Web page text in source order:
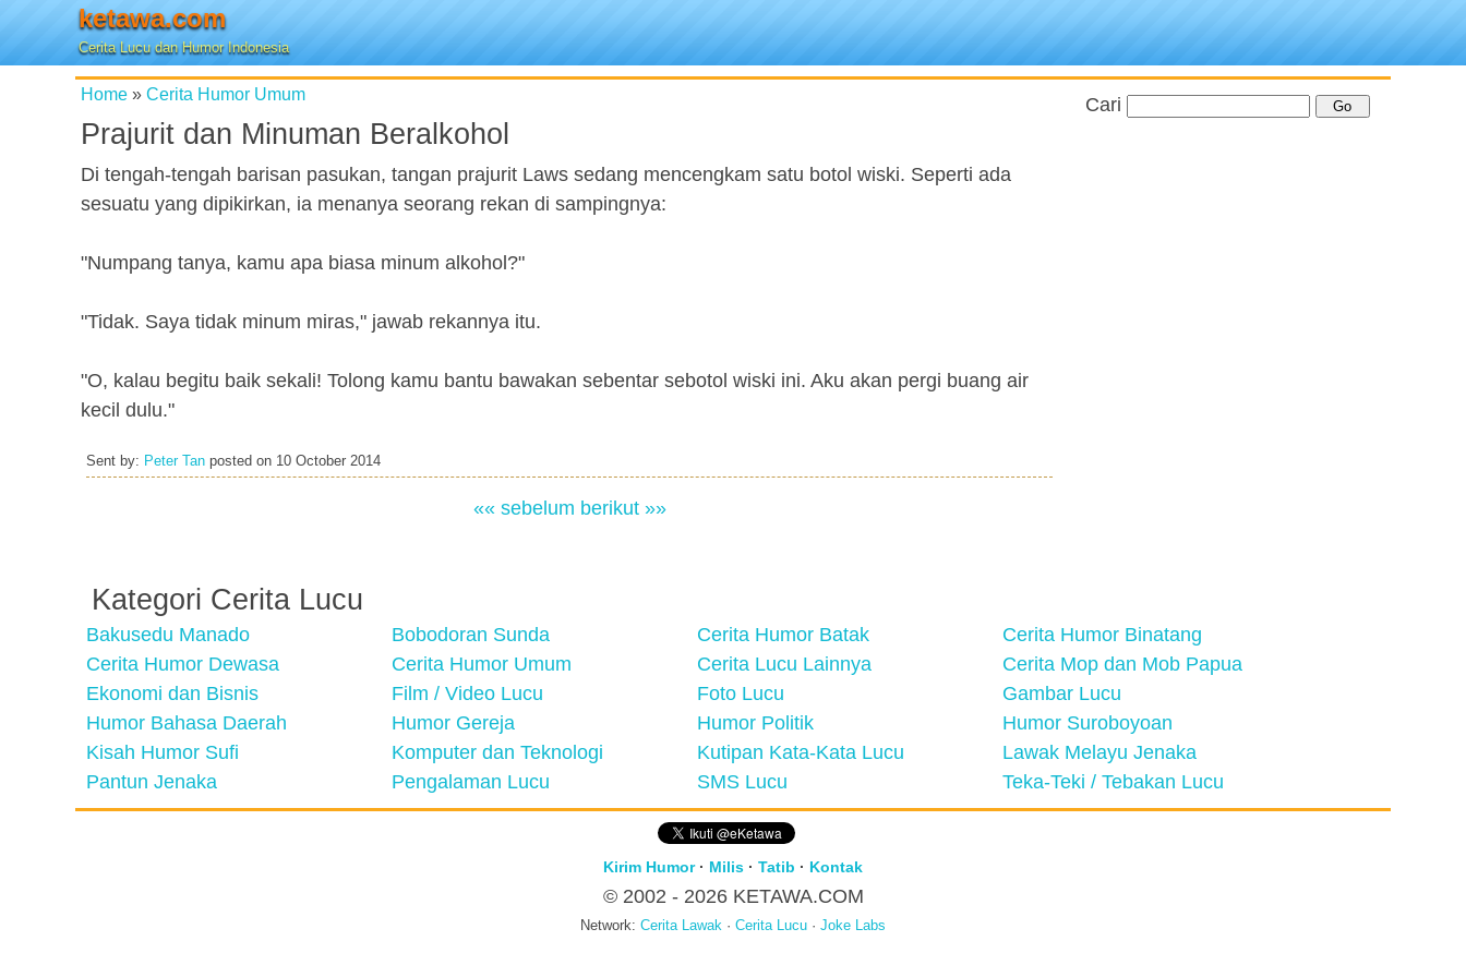
ketawa.com
Cerita Lucu dan Humor Indonesia
Home » Cerita Humor Umum
Prajurit dan Minuman Beralkohol
Di tengah-tengah barisan pasukan, tangan prajurit Laws sedang mencengkam satu botol wiski. Seperti ada
sesuatu yang dipikirkan, ia menanya seorang rekan di sampingnya:
"Numpang tanya, kamu apa biasa minum alkohol?"
"Tidak. Saya tidak minum miras," jawab rekannya itu.
"O, kalau begitu baik sekali! Tolong kamu bantu bawakan sebentar sebotol wiski ini. Aku akan pergi buang air
kecil dulu."
Sent by: Peter Tan posted on 10 October 2014
«« sebelum berikut »»
Cari
Kategori Cerita Lucu
Bakusedu Manado Bobodoran Sunda Cerita Humor Batak
Cerita Humor Binatang
Cerita Humor Dewasa
Cerita Humor Umum Cerita Lucu Lainnya
Cerita Mop dan Mob Papua
Ekonomi dan Bisnis
Film / Video Lucu Foto Lucu
Gambar Lucu
Humor Bahasa Daerah
Humor Gereja Humor Politik
Humor Suroboyoan
Kisah Humor Sufi
Komputer dan Teknologi Kutipan Kata-Kata Lucu
Lawak Melayu Jenaka
Pantun Jenaka
Pengalaman Lucu SMS Lucu Teka-Teki / Tebakan Lucu
Kirim Humor· Milis · Tatib · Kontak
© 2002 - 2026 KETAWA.COM
Network: Cerita Lawak · Cerita Lucu · Joke Labs